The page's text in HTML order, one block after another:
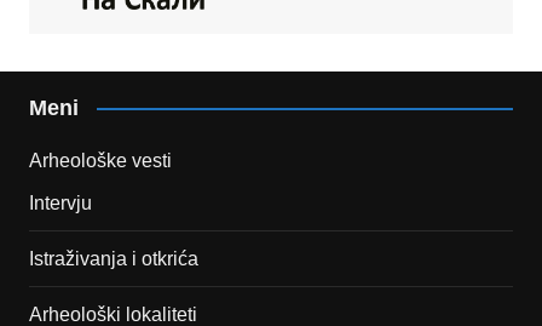
Meni
Arheološke vesti
Intervju
Istraživanja i otkrića
Arheološki lokaliteti